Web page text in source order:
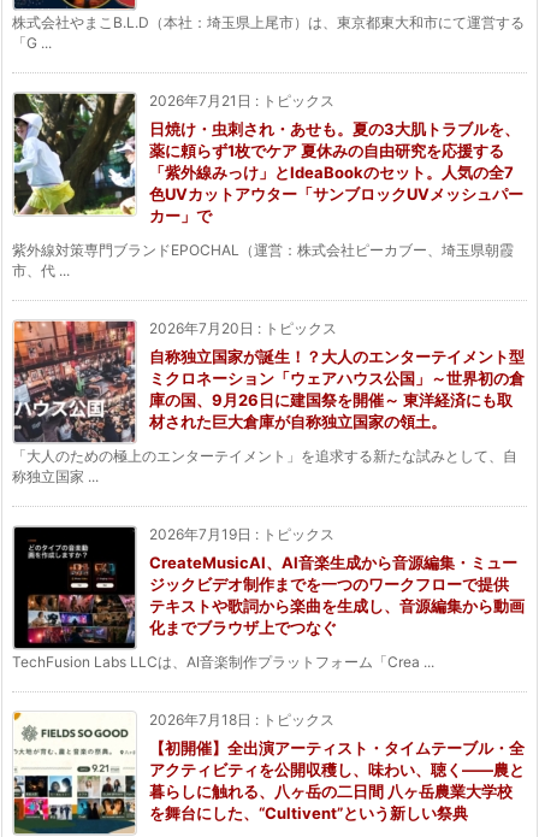
株式会社やまこB.L.D（本社：埼玉県上尾市）は、東京都東大和市にて運営する
「G ...
2026年7月21日 : トピックス
日焼け・虫刺され・あせも。夏の3大肌トラブルを、
薬に頼らず1枚でケア 夏休みの自由研究を応援する
「紫外線みっけ」とIdeaBookのセット。人気の全7
色UVカットアウター「サンブロックUVメッシュパー
カー」で
紫外線対策専門ブランドEPOCHAL（運営：株式会社ピーカブー、埼玉県朝霞
市、代 ...
2026年7月20日 : トピックス
自称独立国家が誕生！？大人のエンターテイメント型
ミクロネーション「ウェアハウス公国」～世界初の倉
庫の国、9月26日に建国祭を開催～ 東洋経済にも取
材された巨大倉庫が自称独立国家の領土。
「大人のための極上のエンターテイメント」を追求する新たな試みとして、自
称独立国家 ...
2026年7月19日 : トピックス
CreateMusicAI、AI音楽生成から音源編集・ミュー
ジックビデオ制作までを一つのワークフローで提供
テキストや歌詞から楽曲を生成し、音源編集から動画
化までブラウザ上でつなぐ
TechFusion Labs LLCは、AI音楽制作プラットフォーム「Crea ...
2026年7月18日 : トピックス
【初開催】全出演アーティスト・タイムテーブル・全
アクティビティを公開収穫し、味わい、聴く——農と
暮らしに触れる、八ヶ岳の二日間 八ヶ岳農業大学校
を舞台にした、“Cultivent”という新しい祭典